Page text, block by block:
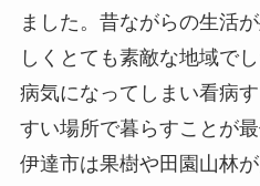
ました。 昔ながらの生活が
しくとても素敵な地域でし
病気になってしまい看病
すい場所で暮らすことが
伊達市は果樹や田園山林が